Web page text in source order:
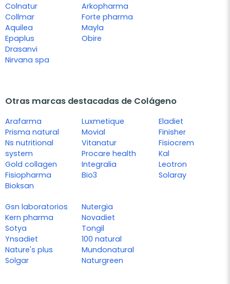
Colnatur
Collmar
Aquilea
Epaplus
Drasanvi
Nirvana spa
Arkopharma
Forte pharma
Mayla
Obire
Otras marcas destacadas de Colágeno
Arafarma
Prisma natural
Ns nutritional
system
Gold collagen
Fisiopharma
Bioksan
Luxmetique
Movial
Vitanatur
Procare health
Integralia
Bio3
Eladiet
Finisher
Fisiocrem
Kal
Leotron
Solaray
Gsn laboratorios
Kern pharma
Sotya
Ynsadiet
Nature's plus
Solgar
Nutergia
Novadiet
Tongil
100 natural
Mundonatural
Naturgreen